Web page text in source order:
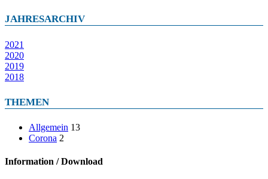
JAHRESARCHIV
2021
2020
2019
2018
THEMEN
Allgemein 13
Corona 2
Information / Download